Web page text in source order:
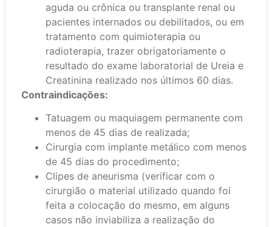
aguda ou crônica ou transplante renal ou
pacientes internados ou debilitados, ou em
tratamento com quimioterapia ou
radioterapia, trazer obrigatoriamente o
resultado do exame laboratorial de Ureia e
Creatinina realizado nos últimos 60 dias.
Contraindicações:
Tatuagem ou maquiagem permanente com
menos de 45 dias de realizada;
Cirurgia com implante metálico com menos
de 45 dias do procedimento;
Clipes de aneurisma (verificar com o
cirurgião o material utilizado quando foi
feita a colocação do mesmo, em alguns
casos não inviabiliza a realização do